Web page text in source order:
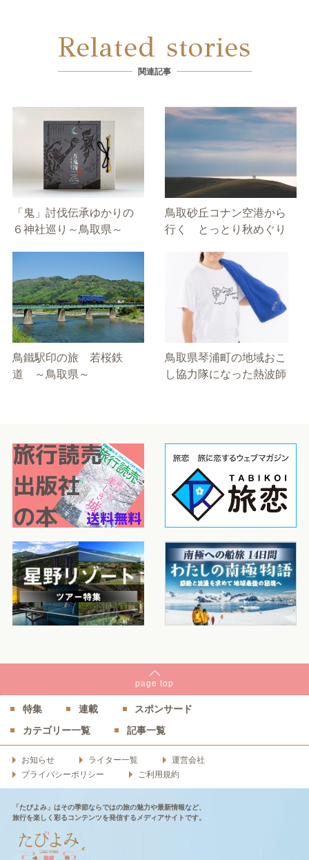
Related stories
関連記事
「鬼」討伐伝承ゆかりの
６神社巡り～鳥取県～
鳥取砂丘コナン空港から
行く とっとり秋めぐり
鳥鐵駅印の旅 若桜鉄
道 ～鳥取県～
鳥取県琴浦町の地域おこ
し協力隊になった熱波師
page top
特集 連載
スポンサード
カテゴリー一覧
記事一覧
お知らせ ライター一覧
運営会社
プライバシーポリシー
ご利用規約
「たびよみ」はその季節ならではの旅の魅力や最新情報など、
旅行を楽しく彩るコンテンツを発信するメディアサイトです。